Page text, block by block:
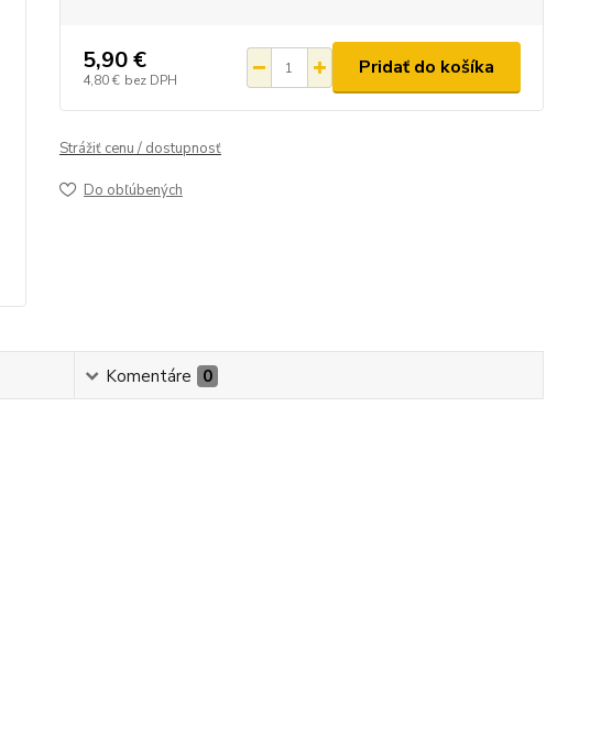
5,90 €
4,80 € bez DPH
Pridať do košíka
Strážiť cenu / dostupnosť
Do obľúbených
Komentáre 0